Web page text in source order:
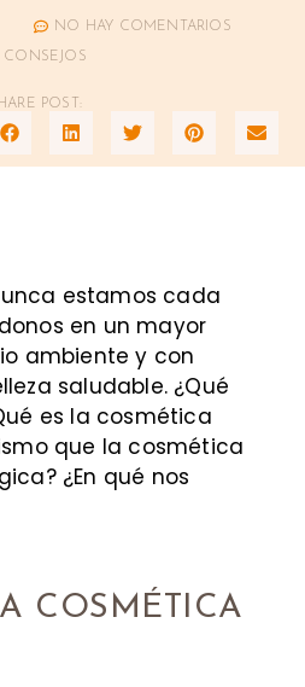
NO HAY COMENTARIOS
CONSEJOS
POST:
estamos cada
en un mayor
ambiente y con
saludable. ¿Qué
es la cosmética
que la cosmética
¿En qué nos
COSMÉTICA